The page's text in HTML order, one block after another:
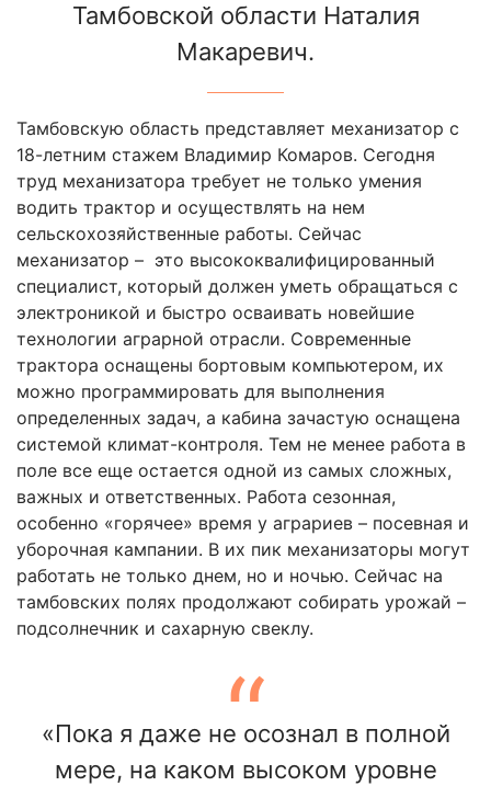
Тамбовской области Наталия
Макаревич.
Тамбовскую область представляет механизатор с
18-летним стажем Владимир Комаров. Сегодня
труд механизатора требует не только умения
водить трактор и осуществлять на нем
сельскохозяйственные работы. Сейчас
механизатор – это высококвалифицированный
специалист, который должен уметь обращаться с
электроникой и быстро осваивать новейшие
технологии аграрной отрасли. Современные
трактора оснащены бортовым компьютером, их
можно программировать для выполнения
определенных задач, а кабина зачастую оснащена
системой климат-контроля. Тем не менее работа в
поле все еще остается одной из самых сложных,
важных и ответственных. Работа сезонная,
особенно «горячее» время у аграриев – посевная и
уборочная кампании. В их пик механизаторы могут
работать не только днем, но и ночью. Сейчас на
тамбовских полях продолжают собирать урожай –
подсолнечник и сахарную свеклу.
«Пока я даже не осознал в полной
мере, на каком высоком уровне